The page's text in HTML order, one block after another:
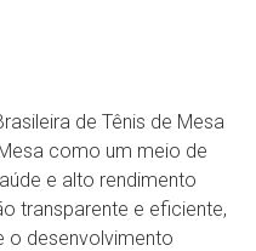
de Tênis de Mesa
como um meio de
e alto rendimento
transparente e eficiente,
o desenvolvimento